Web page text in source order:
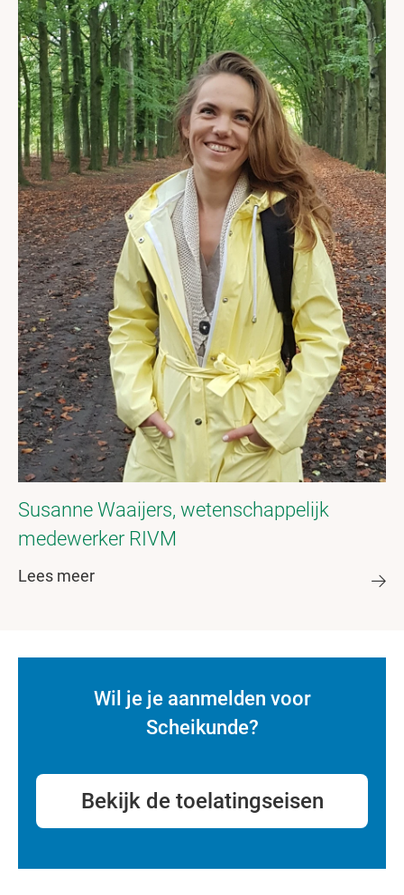
Susanne Waaijers, wetenschappelijk
medewerker RIVM
Lees meer
Wil je je aanmelden voor
Scheikunde?
Bekijk de toelatingseisen